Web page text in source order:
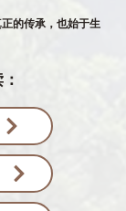
的传承，也始于生